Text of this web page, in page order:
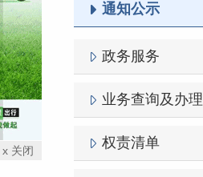
通知公示
政务服务
业务查询及办理
权责清单
x 关闭